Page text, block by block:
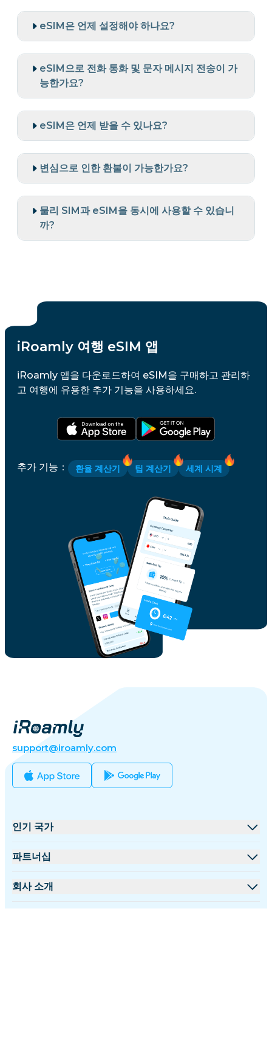
eSIM은 언제 설정해야 하나요?
eSIM으로 전화 통화 및 문자 메시지 전송이 가
능한가요?
eSIM은 언제 받을 수 있나요?
변심으로 인한 환불이 가능한가요?
물리 SIM과 eSIM을 동시에 사용할 수 있습니
까?
iRoamly 여행 eSIM 앱
iRoamly 앱을 다운로드하여 eSIM을 구매하고 관리하
고 여행에 유용한 추가 기능을 사용하세요.
추가 기능 ： 환율 계산기 팁 계산기 세계 시계
support@iroamly.com
인기 국가
미국
파트너십
도매 플랫폼
회사 소개
iRoamly 소개